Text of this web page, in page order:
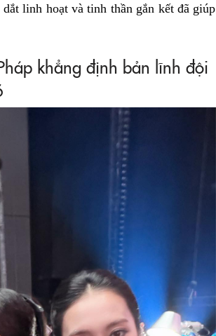
linh hoạt và tinh thần gắn kết đã giúp
khẳng định bản lĩnh đội